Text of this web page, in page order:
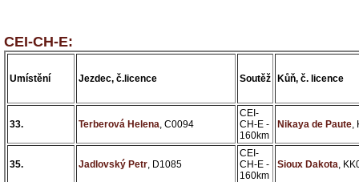
CEI-CH-E:
Umístění Jezdec, č.licence Soutěž Kůň, č. licence
33. Terberová Helena, C0094
CEI-
CH-E -
160km
Nikaya de Paute,
35. Jadlovský Petr, D1085
CEI-
CH-E -
160km
Sioux Dakota,